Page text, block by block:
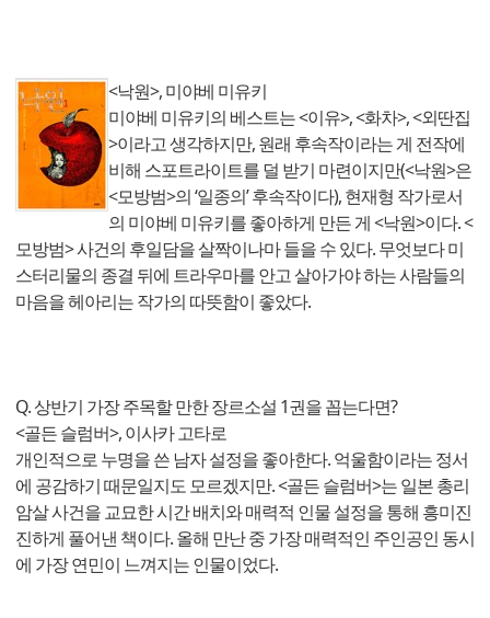
<낙원>, 미야베 미유키
미야베 미유키의 베스트는 <이유>, <화차>, <외딴집
>이라고 생각하지만, 원래 후속작이라는 게 전작에
비해 스포트라이트를 덜 받기 마련이지만(<낙원>은
<모방범>의 ‘일종의’ 후속작이다), 현재형 작가로서
의 미야베 미유키를 좋아하게 만든 게 <낙원>이다. <
모방범> 사건의 후일담을 살짝이나마 들을 수 있다. 무엇보다 미
스터리물의 종결 뒤에 트라우마를 안고 살아가야 하는 사람들의
마음을 헤아리는 작가의 따뜻함이 좋았다.
Q. 상반기 가장 주목할 만한 장르소설 1권을 꼽는다면?
<골든 슬럼버>, 이사카 고타로
개인적으로 누명을 쓴 남자 설정을 좋아한다. 억울함이라는 정서
에 공감하기 때문일지도 모르겠지만. <골든 슬럼버>는 일본 총리
암살 사건을 교묘한 시간 배치와 매력적 인물 설정을 통해 흥미진
진하게 풀어낸 책이다. 올해 만난 중 가장 매력적인 주인공인 동시
에 가장 연민이 느껴지는 인물이었다.